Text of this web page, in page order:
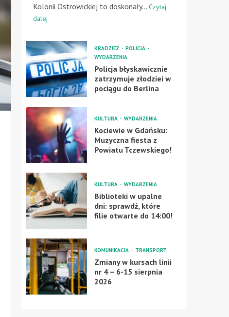
Kolonii Ostrowickiej to doskonały... Czytaj
dalej
KRADZIEŻ
POLICJA
WYDARZENIA
Policja błyskawicznie
zatrzymuje złodziei w
pociągu do Berlina
KULTURA WYDARZENIA
Kociewie w Gdańsku:
Muzyczna fiesta z
Powiatu Tczewskiego!
KULTURA WYDARZENIA
Biblioteki w upalne
dni: sprawdź, które
filie otwarte do 14:00!
KOMUNIKACJA TRANSPORT
Zmiany w kursach linii
nr 4 – 6-15 sierpnia
2026